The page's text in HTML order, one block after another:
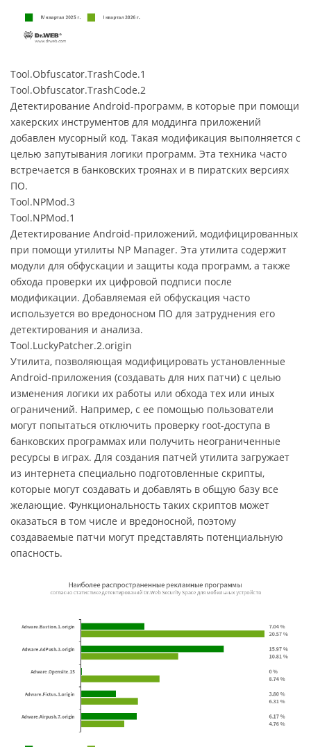
Tool.Obfuscator.TrashCode.1
Tool.Obfuscator.TrashCode.2
Детектирование Android-программ, в которые при помощи
хакерских инструментов для моддинга приложений
добавлен мусорный код. Такая модификация выполняется с
целью запутывания логики программ. Эта техника часто
встречается в банковских троянах и в пиратских версиях
ПО.
Tool.NPMod.3
Tool.NPMod.1
Детектирование Android-приложений, модифицированных
при помощи утилиты NP Manager. Эта утилита содержит
модули для обфускации и защиты кода программ, а также
обхода проверки их цифровой подписи после
модификации. Добавляемая ей обфускация часто
используется во вредоносном ПО для затруднения его
детектирования и анализа.
Tool.LuckyPatcher.2.origin
Утилита, позволяющая модифицировать установленные
Android-приложения (создавать для них патчи) с целью
изменения логики их работы или обхода тех или иных
ограничений. Например, с ее помощью пользователи
могут попытаться отключить проверку root-доступа в
банковских программах или получить неограниченные
ресурсы в играх. Для создания патчей утилита загружает
из интернета специально подготовленные скрипты,
которые могут создавать и добавлять в общую базу все
желающие. Функциональность таких скриптов может
оказаться в том числе и вредоносной, поэтому
создаваемые патчи могут представлять потенциальную
опасность.